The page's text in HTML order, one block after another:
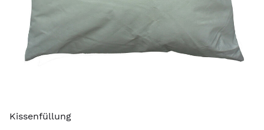
Kissenfüllung